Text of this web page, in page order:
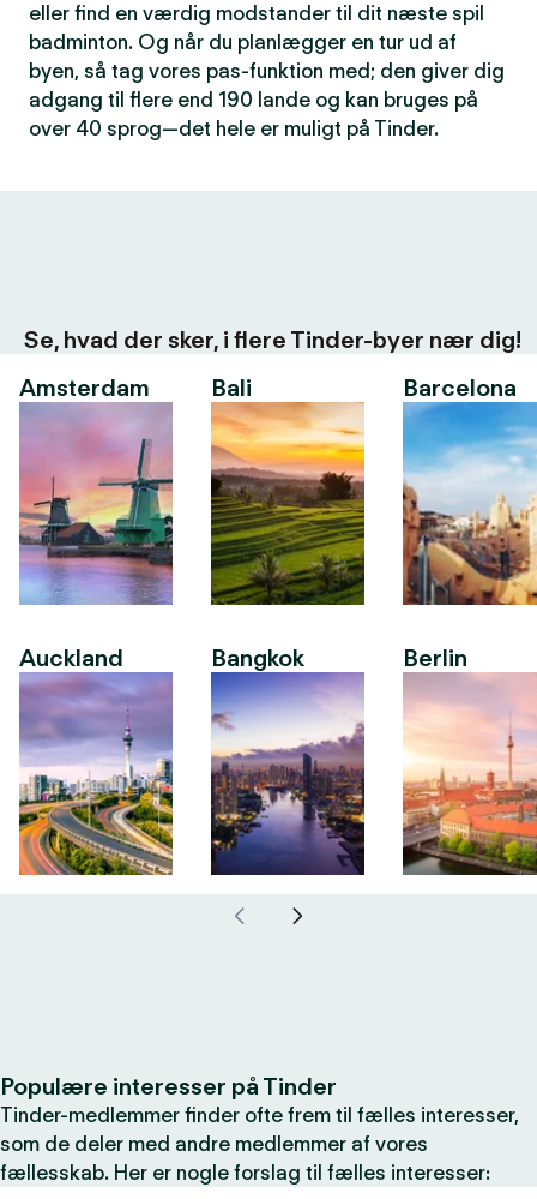
eller find en værdig modstander til dit næste spil
badminton. Og når du planlægger en tur ud af
byen, så tag vores pas-funktion med; den giver dig
adgang til flere end 190 lande og kan bruges på
over 40 sprog—det hele er muligt på Tinder.
Se, hvad der sker, i flere Tinder-byer nær dig!
Amsterdam
Auckland
Bali
Bangkok
Barcelona
Berlin
Populære interesser på Tinder
Tinder-medlemmer finder ofte frem til fælles interesser,
som de deler med andre medlemmer af vores
fællesskab. Her er nogle forslag til fælles interesser: